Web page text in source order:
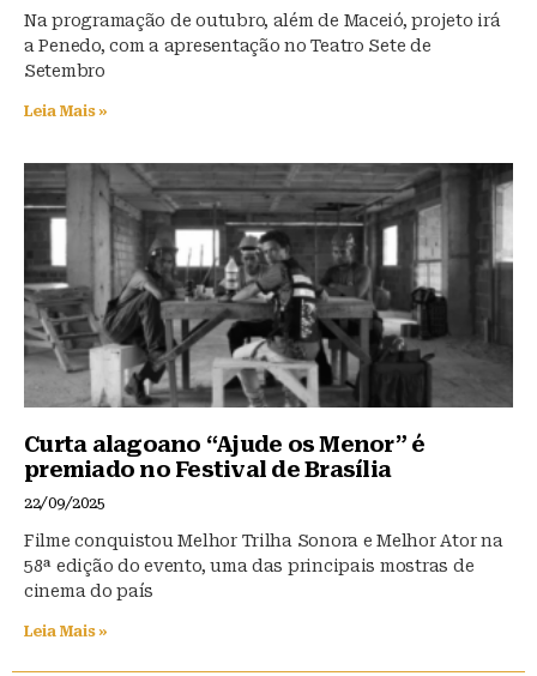
Na programação de outubro, além de Maceió, projeto irá
a Penedo, com a apresentação no Teatro Sete de
Setembro
Leia Mais »
Curta alagoano “Ajude os Menor” é
premiado no Festival de Brasília
22/09/2025
Filme conquistou Melhor Trilha Sonora e Melhor Ator na
58ª edição do evento, uma das principais mostras de
cinema do país
Leia Mais »